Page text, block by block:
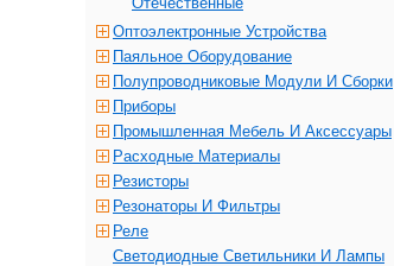
Оптоэлектронные Устройства
Паяльное Оборудование
Полупроводниковые Модули И Сборки
Приборы
Промышленная Мебель И Аксессуары
Расходные Материалы
Резисторы
Резонаторы И Фильтры
Реле
Светодиодные Светильники И Лампы